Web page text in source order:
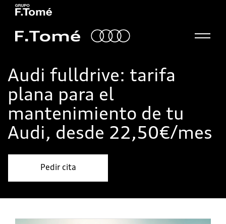
Audi fulldrive: tarifa
plana para el
mantenimiento de tu
Audi, desde 22,50€/mes
Pedir cita